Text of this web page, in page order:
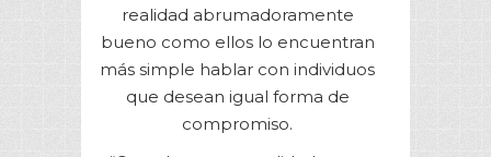
realidad abrumadoramente
bueno como ellos lo encuentran
más simple hablar con individuos
que desean igual forma de
compromiso.